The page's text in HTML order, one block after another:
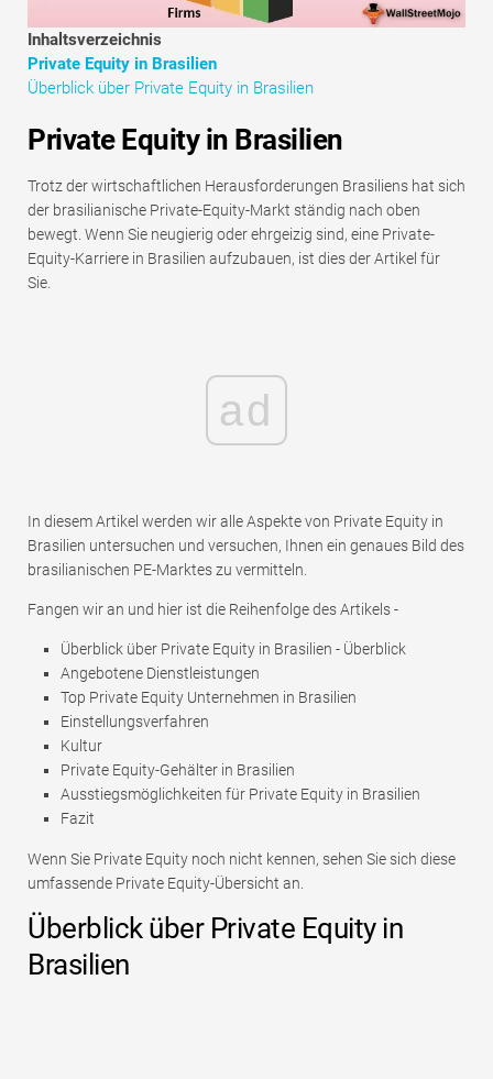
Tutorials zur Finanzmodellierung
Vollständige Form
Inhaltsverzeichnis
Private Equity in Brasilien
Überblick über Private Equity in Brasilien
Private Equity in Brasilien
Trotz der wirtschaftlichen Herausforderungen Brasiliens hat sich
der brasilianische Private-Equity-Markt ständig nach oben
bewegt. Wenn Sie neugierig oder ehrgeizig sind, eine Private-
Equity-Karriere in Brasilien aufzubauen, ist dies der Artikel für
Sie.
ad
In diesem Artikel werden wir alle Aspekte von Private Equity in
Brasilien untersuchen und versuchen, Ihnen ein genaues Bild des
brasilianischen PE-Marktes zu vermitteln.
Fangen wir an und hier ist die Reihenfolge des Artikels -
Überblick über Private Equity in Brasilien - Überblick
Angebotene Dienstleistungen
Top Private Equity Unternehmen in Brasilien
Einstellungsverfahren
Kultur
Private Equity-Gehälter in Brasilien
Ausstiegsmöglichkeiten für Private Equity in Brasilien
Fazit
Wenn Sie Private Equity noch nicht kennen, sehen Sie sich diese
umfassende Private Equity-Übersicht an.
Überblick über Private Equity in
Brasilien